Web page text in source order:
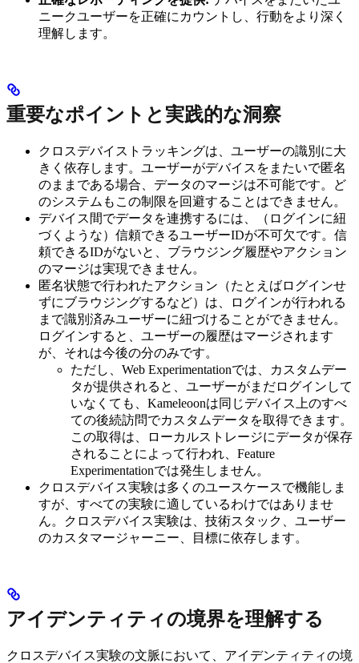
ニークユーザーを正確にカウントし、行動をより深く
理解します。
重要なポイントと実践的な洞察
クロスデバイストラッキングは、ユーザーの識別に大
きく依存します。ユーザーがデバイスをまたいで匿名
のままである場合、データのマージは不可能です。ど
のシステムもこの制限を回避することはできません。
デバイス間でデータを連携するには、（ログインに紐
づくような）信頼できるユーザーIDが不可欠です。信
頼できるIDがないと、ブラウジング履歴やアクション
のマージは実現できません。
匿名状態で行われたアクション（たとえばログインせ
ずにブラウジングするなど）は、ログインが行われる
まで識別済みユーザーに紐づけることができません。
ログインすると、ユーザーの履歴はマージされます
が、それは今後の分のみです。
ただし、Web Experimentationでは、カスタムデー
タが提供されると、ユーザーがまだログインして
いなくても、Kameleoonは同じデバイス上のすべ
ての後続訪問でカスタムデータを取得できます。
この取得は、ローカルストレージにデータが保存
されることによって行われ、Feature
Experimentationでは発生しません。
クロスデバイス実験は多くのユースケースで機能しま
すが、すべての実験に適しているわけではありませ
ん。クロスデバイス実験は、技術スタック、ユーザー
のカスタマージャーニー、目標に依存します。
アイデンティティの境界を理解する
クロスデバイス実験の文脈において、アイデンティティの境